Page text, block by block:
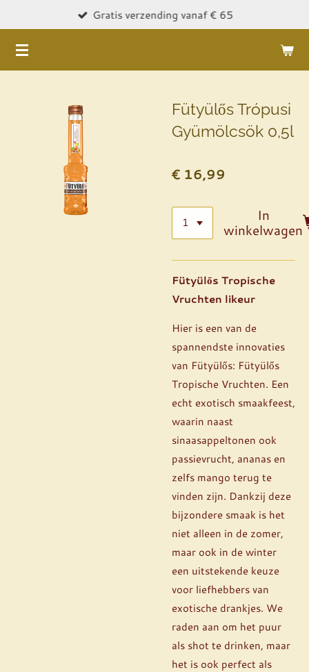
naar
de
Gratis verzending vanaf € 65
Fütyülős Trópusi
Gyümölcsök 0,5l
€ 16,99
In
winkelwagen
Fütyülős Tropische
Vruchten likeur
Hier is een van de
spannendste innovaties
van Fütyülős: Fütyülős
Tropische Vruchten. Een
echt exotisch smaakfeest,
waarin naast
sinaasappeltonen ook
passievrucht, ananas en
zelfs mango terug te
vinden zijn. Dankzij deze
bijzondere smaak is het
niet alleen in de zomer,
maar ook in de winter
een uitstekende keuze
voor liefhebbers van
exotische drankjes. We
raden aan om het puur
als shot te drinken, maar
het is ook perfect als